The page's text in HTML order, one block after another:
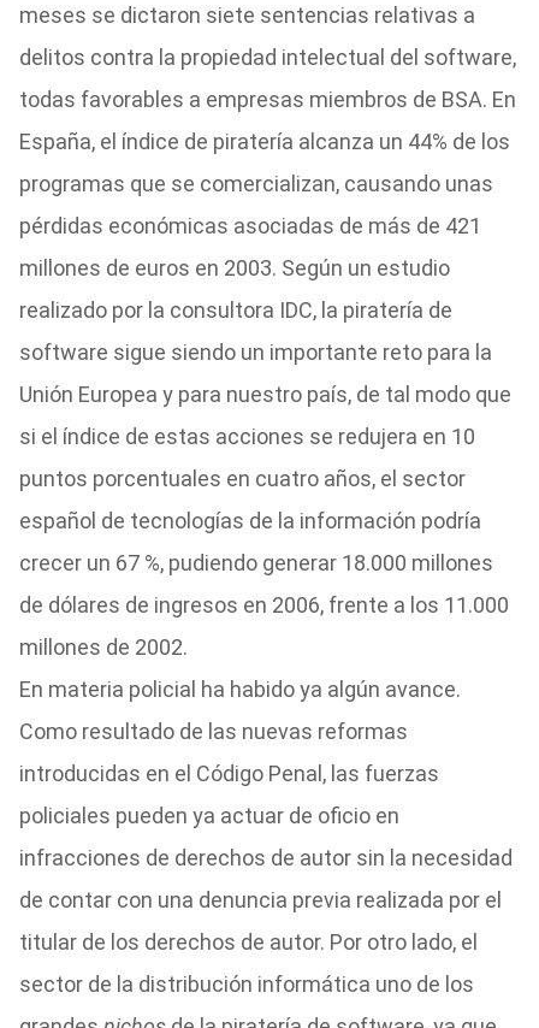
meses se dictaron siete sentencias relativas a
delitos contra la propiedad intelectual del software,
todas favorables a empresas miembros de BSA. En
España, el índice de piratería alcanza un 44% de los
programas que se comercializan, causando unas
pérdidas económicas asociadas de más de 421
millones de euros en 2003. Según un estudio
realizado por la consultora IDC, la piratería de
software sigue siendo un importante reto para la
Unión Europea y para nuestro país, de tal modo que
si el índice de estas acciones se redujera en 10
puntos porcentuales en cuatro años, el sector
español de tecnologías de la información podría
crecer un 67 %, pudiendo generar 18.000 millones
de dólares de ingresos en 2006, frente a los 11.000
millones de 2002.
En materia policial ha habido ya algún avance.
Como resultado de las nuevas reformas
introducidas en el Código Penal, las fuerzas
policiales pueden ya actuar de oficio en
infracciones de derechos de autor sin la necesidad
de contar con una denuncia previa realizada por el
titular de los derechos de autor. Por otro lado, el
sector de la distribución informática uno de los